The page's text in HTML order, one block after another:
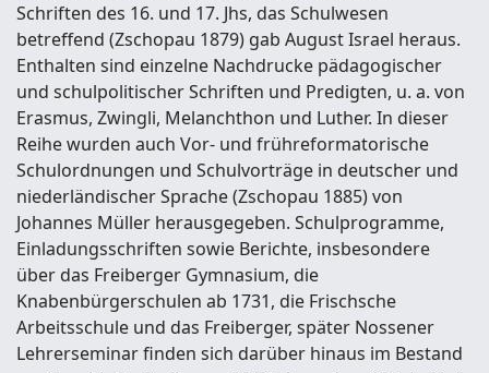
Schriften des 16. und 17. Jhs, das Schulwesen
betreffend (Zschopau 1879) gab August Israel heraus.
Enthalten sind einzelne Nachdrucke pädagogischer
und schulpolitischer Schriften und Predigten, u. a. von
Erasmus, Zwingli, Melanchthon und Luther. In dieser
Reihe wurden auch Vor- und frühreformatorische
Schulordnungen und Schulvorträge in deutscher und
niederländischer Sprache (Zschopau 1885) von
Johannes Müller herausgegeben. Schulprogramme,
Einladungsschriften sowie Berichte, insbesondere
über das Freiberger Gymnasium, die
Knabenbürgerschulen ab 1731, die Frischsche
Arbeitsschule und das Freiberger, später Nossener
Lehrerseminar finden sich darüber hinaus im Bestand